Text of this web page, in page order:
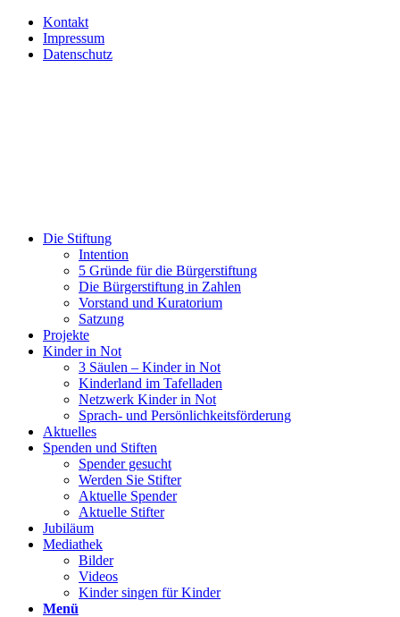
Kontakt
Impressum
Datenschutz
Die Stiftung
Intention
5 Gründe für die Bürgerstiftung
Die Bürgerstiftung in Zahlen
Vorstand und Kuratorium
Satzung
Projekte
Kinder in Not
3 Säulen – Kinder in Not
Kinderland im Tafelladen
Netzwerk Kinder in Not
Sprach- und Persönlichkeits­förderung
Aktuelles
Spenden und Stiften
Spender gesucht
Werden Sie Stifter
Aktuelle Spender
Aktuelle Stifter
Jubiläum
Mediathek
Bilder
Videos
Kinder singen für Kinder
Menü